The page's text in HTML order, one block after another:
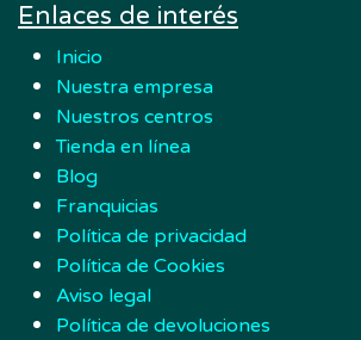
Enlaces de interés
Inicio
Nuestra empresa
Nuestros centros
Tienda en línea
Blog
Franquicias
Política de privacidad
Política de Cookies
Aviso legal
Política de devoluciones